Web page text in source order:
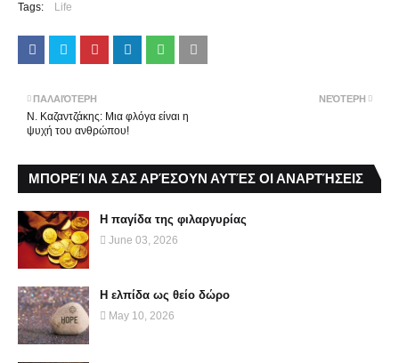
Tags: Life
ΝΕΌΤΕΡΗ
ΠΑΛΑΙΌΤΕΡΗ
Ν. Καζαντζάκης: Μια φλόγα είναι η
ψυχή του ανθρώπου!
ΜΠΟΡΕΊ ΝΑ ΣΑΣ ΑΡΈΣΟΥΝ ΑΥΤΈΣ ΟΙ ΑΝΑΡΤΉΣΕΙΣ
Η παγίδα της φιλαργυρίας
June 03, 2026
Η ελπίδα ως θείο δώρο
May 10, 2026